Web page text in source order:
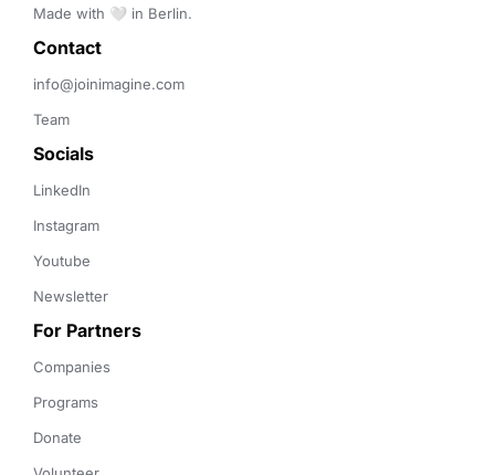
Made with 🤍 in Berlin.
Contact
info@joinimagine.com
Team
Socials
LinkedIn
Instagram
Youtube
Newsletter
For Partners
Companies
Programs
Donate